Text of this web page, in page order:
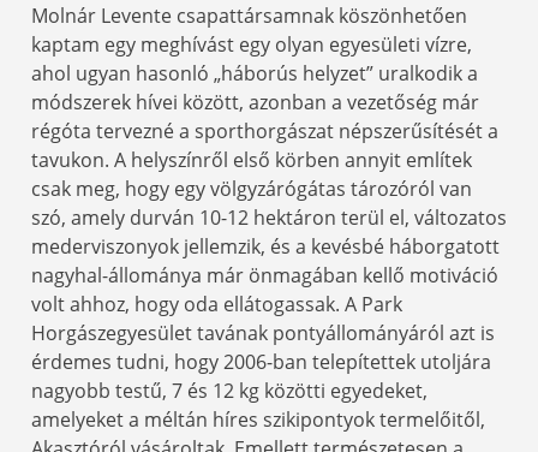
Molnár Levente csapattársamnak köszönhetően
kaptam egy meghívást egy olyan egyesületi vízre,
ahol ugyan hasonló „háborús helyzet” uralkodik a
módszerek hívei között, azonban a vezetőség már
régóta tervezné a sporthorgászat népszerűsítését a
tavukon. A helyszínről első körben annyit említek
csak meg, hogy egy völgyzárógátas tározóról van
szó, amely durván 10-12 hektáron terül el, változatos
mederviszonyok jellemzik, és a kevésbé háborgatott
nagyhal-állománya már önmagában kellő motiváció
volt ahhoz, hogy oda ellátogassak. A Park
Horgászegyesület tavának pontyállományáról azt is
érdemes tudni, hogy 2006-ban telepítettek utoljára
nagyobb testű, 7 és 12 kg közötti egyedeket,
amelyeket a méltán híres szikipontyok termelőitől,